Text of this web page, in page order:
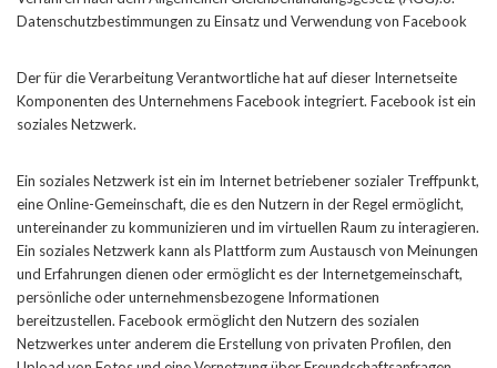
Datenschutzbestimmungen zu Einsatz und Verwendung von Facebook
Der für die Verarbeitung Verantwortliche hat auf dieser Internetseite
Komponenten des Unternehmens Facebook integriert. Facebook ist ein
soziales Netzwerk.
Ein soziales Netzwerk ist ein im Internet betriebener sozialer Treffpunkt,
eine Online-Gemeinschaft, die es den Nutzern in der Regel ermöglicht,
untereinander zu kommunizieren und im virtuellen Raum zu interagieren.
Ein soziales Netzwerk kann als Plattform zum Austausch von Meinungen
und Erfahrungen dienen oder ermöglicht es der Internetgemeinschaft,
persönliche oder unternehmensbezogene Informationen
bereitzustellen. Facebook ermöglicht den Nutzern des sozialen
Netzwerkes unter anderem die Erstellung von privaten Profilen, den